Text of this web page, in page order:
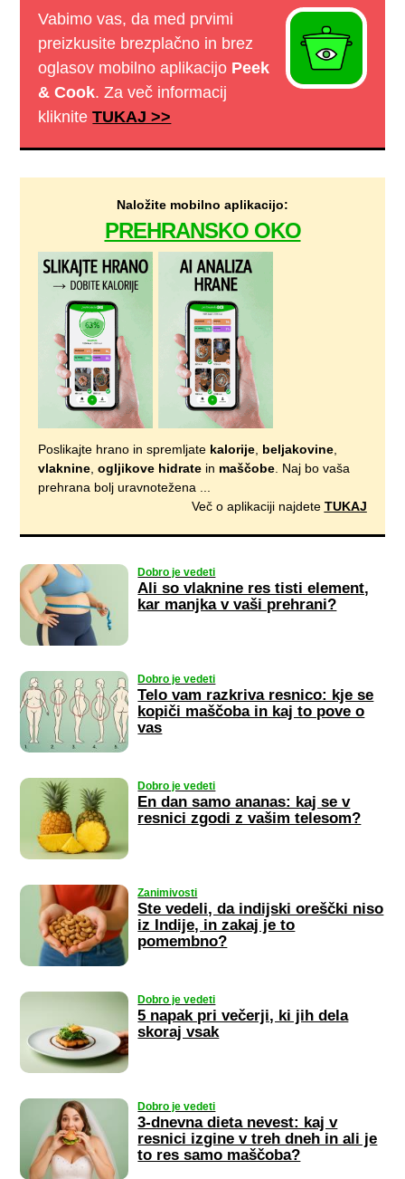
Vabimo vas, da med prvimi
preizkusite brezplačno in brez
oglasov mobilno aplikacijo Peek
& Cook. Za več informacij
klikniteTUKAJ >>
Naložite mobilno aplikacijo:
PREHRANSKO OKO
Poslikajte hrano in spremljate kalorije, beljakovine,
vlaknine,ogljikove hidrate in maščobe. Naj bo vaša
prehrana bolj uravnotežena ...
Več o aplikaciji najdete TUKAJ
Dobro je vedeti
Ali so vlaknine res tisti element,
kar manjka v vaši prehrani?
Dobro je vedeti
Telo vam razkriva resnico: kje se
kopiči maščoba in kaj to pove o
vas
Dobro je vedeti
En dan samo ananas: kaj se v
resnici zgodi z vašim telesom?
Zanimivosti
Ste vedeli, da indijski oreščki niso
iz Indije, in zakaj je to
pomembno?
Dobro je vedeti
5 napak pri večerji, ki jih dela
skoraj vsak
Dobro je vedeti
3-dnevna dieta nevest: kaj v
resnici izgine v treh dneh in ali je
to res samo maščoba?